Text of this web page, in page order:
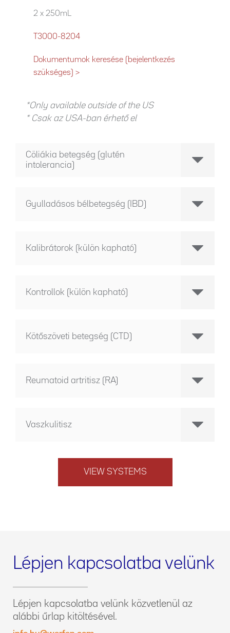
2 x 250mL
T3000-8204
Dokumentumok keresése (bejelentkezés
szükséges) >
*Only available outside of the US
* Csak az USA-ban érhető el
Cöliákia betegség (glutén
intolerancia)
Gyulladásos bélbetegség (IBD)
Kalibrátorok (külön kapható)
Kontrollok (külön kapható)
Kötőszöveti betegség (CTD)
Reumatoid artritisz (RA)
Vaszkulitisz
VIEW SYSTEMS
Lépjen kapcsolatba velünk
Lépjen kapcsolatba velünk közvetlenül az
alábbi űrlap kitöltésével.